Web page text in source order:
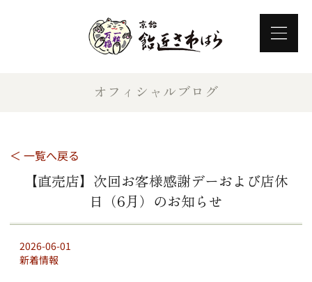
オフィシャルブログ
＜ 一覧へ戻る
【直売店】次回お客様感謝デーおよび店休
日（6月）のお知らせ
2026-06-01
新着情報